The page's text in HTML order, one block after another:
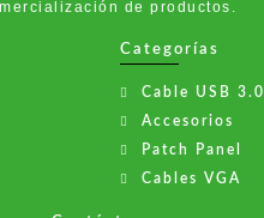
de productos.
Categorías
Cable USB 3.0
Accesorios
Patch Panel
Cables VGA